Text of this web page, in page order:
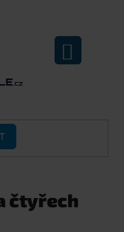
KOŠÍK
čtyřech